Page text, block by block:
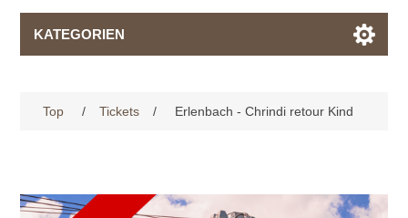
KATEGORIEN
Top / Tickets / Erlenbach - Chrindi retour Kind